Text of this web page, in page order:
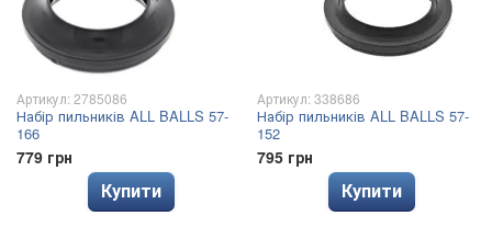
Артикул: 2785086
Набір пильників ALL BALLS 57-
166
779 грн
Купити
Артикул: 338686
Набір пильників ALL BALLS 57-
152
795 грн
Купити